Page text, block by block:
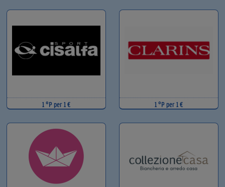
1 °P per 1 € 1 °P per 1 €